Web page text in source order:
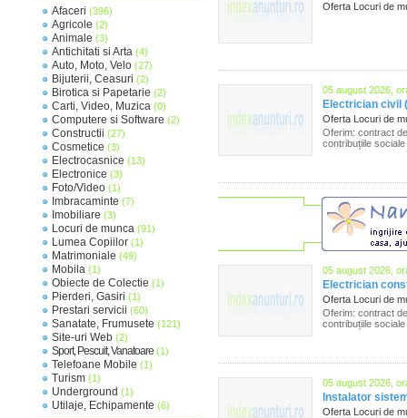
Afaceri (396)
Agricole (2)
Animale (3)
Antichitati si Arta (4)
Auto, Moto, Velo (27)
Bijuterii, Ceasuri (2)
Birotica si Papetarie (2)
Carti, Video, Muzica (0)
Computere si Software (2)
Constructii (27)
Cosmetice (3)
Electrocasnice (13)
Electronice (3)
Foto/Video (1)
Imbracaminte (7)
Imobiliare (3)
Locuri de munca (91)
Lumea Copiilor (1)
Matrimoniale (49)
Mobila (1)
Obiecte de Colectie (1)
Pierderi, Gasiri (1)
Prestari servicii (60)
Sanatate, Frumusete (121)
Site-uri Web (2)
Sport, Pescuit, Vanatoare (1)
Telefoane Mobile (1)
Turism (1)
Underground (1)
Utilaje, Echipamente (6)
Oferta Locuri de
05 august 2026,
Electrician civil
Oferta Locuri de
Oferim: contract
contribuțiile
05 august 2026,
Electrician
Oferta Locuri de
Oferim: contract
contribuțiile
05 august 2026,
Instalator
Oferta Locuri de